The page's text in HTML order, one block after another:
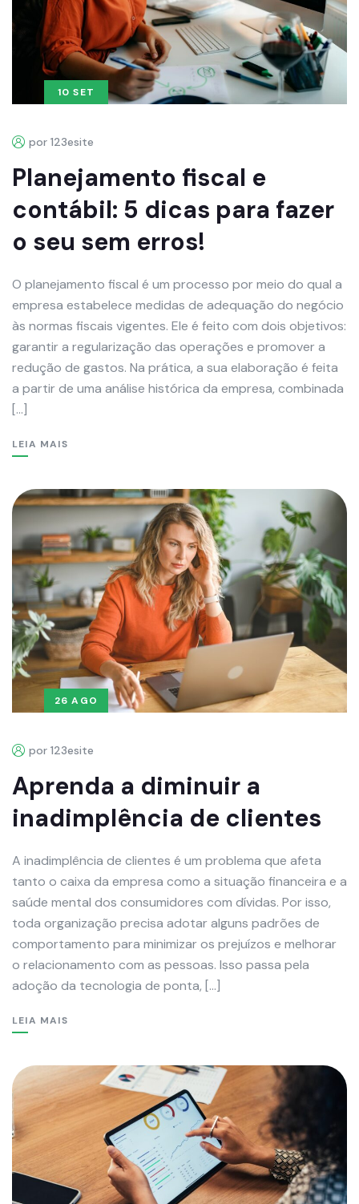
10 SET
por 123esite
Planejamento fiscal e
contábil: 5 dicas para fazer
o seu sem erros!
O planejamento fiscal é um processo por meio do qual a
empresa estabelece medidas de adequação do negócio
às normas fiscais vigentes. Ele é feito com dois objetivos:
garantir a regularização das operações e promover a
redução de gastos. Na prática, a sua elaboração é feita
a partir de uma análise histórica da empresa, combinada
[…]
LEIA MAIS
26 AGO
por 123esite
Aprenda a diminuir a
inadimplência de clientes
A inadimplência de clientes é um problema que afeta
tanto o caixa da empresa como a situação financeira e a
saúde mental dos consumidores com dívidas. Por isso,
toda organização precisa adotar alguns padrões de
comportamento para minimizar os prejuízos e melhorar
o relacionamento com as pessoas. Isso passa pela
adoção da tecnologia de ponta, […]
LEIA MAIS